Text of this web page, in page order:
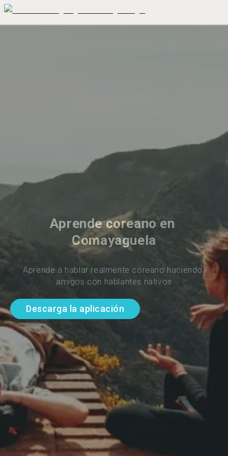
Aprende coreano en
Comayaguela
Aprende a hablar realmente coreano haciendo
amigos con hablantes nativos
Descarga la aplicación